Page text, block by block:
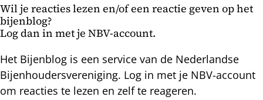
Wil je reacties lezen en/of een reactie geven op het
bijenblog?
Log dan in met je NBV-account.
Het Bijenblog is een service van de Nederlandse
Bijenhoudersvereniging. Log in met je NBV-account
om reacties te lezen en zelf te reageren.